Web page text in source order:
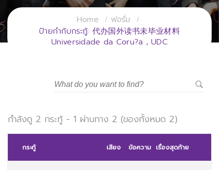
Coru?a，UDC
วิทยาลัยการจัดการอุตสาหกรรมบริการ
Home
ฟอรั่ม
ป้ายกำกับกระทู้: 代办国外读书未毕业材料
Universidade da Coru?a，UDC
กำลังดู 2 กระทู้ - 1 ผ่านทาง 2 (ของทั้งหมด 2)
กระทู้ เสียง ข้อความ เรื่องสุดท้าย